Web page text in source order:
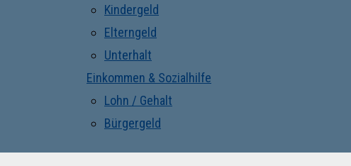
Kindergeld
Elterngeld
Unterhalt
Einkommen & Sozialhilfe
Lohn / Gehalt
Bürgergeld